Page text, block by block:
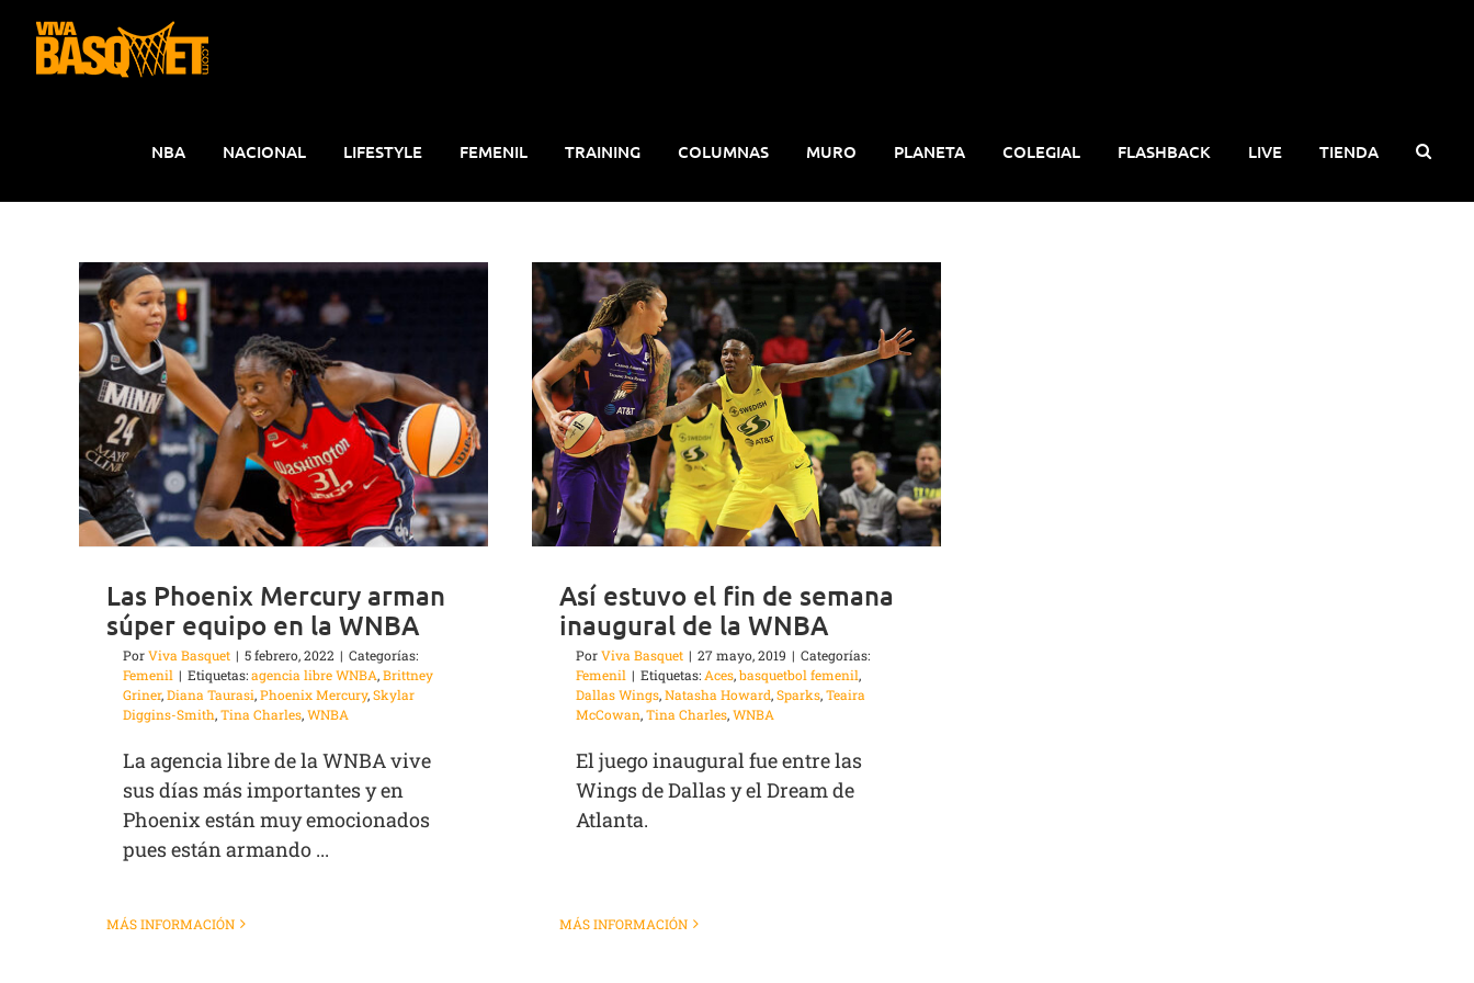
contenido
NBA NACIONAL LIFESTYLE FEMENIL TRAINING COLUMNAS MURO PLANETA COLEGIAL FLASHBACK LIVE TIENDA
Las Phoenix Mercury arman
súper equipo en la WNBA
PorViva Basquet | 5 febrero, 2022 | Categorías:
Femenil | Etiquetas:agencia libre WNBA,Brittney
Griner,Diana Taurasi,Phoenix Mercury,Skylar
Diggins-Smith,Tina Charles,WNBA
La agencia libre de la WNBA vive
sus días más importantes y en
Phoenix están muy emocionados
pues están armando ...
MÁS INFORMACIÓN
Así estuvo el fin de semana
inaugural de la WNBA
PorViva Basquet | 27 mayo, 2019 | Categorías:
Femenil | Etiquetas:Aces,basquetbol femenil,
Dallas Wings,Natasha Howard,Sparks,Teaira
McCowan,Tina Charles,WNBA
El juego inaugural fue entre las
Wings de Dallas y el Dream de
Atlanta.
MÁS INFORMACIÓN